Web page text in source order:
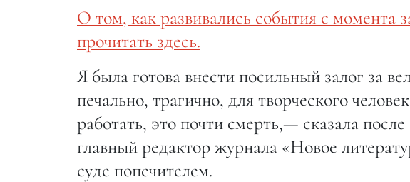
О том, как развивались события с момента
прочитать здесь.
Я была готова внести посильный залог за
печально, трагично, для творческого
работать, это почти смерть,— сказала
главный редактор журнала «Новое
суде попечителем.